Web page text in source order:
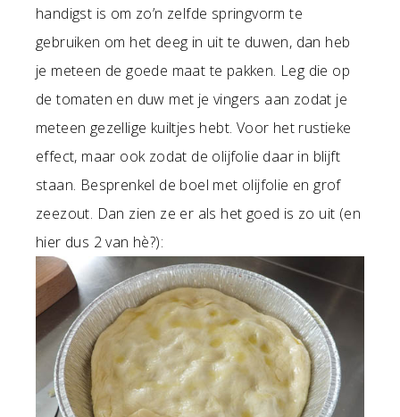
handigst is om zo’n zelfde springvorm te
gebruiken om het deeg in uit te duwen, dan heb
je meteen de goede maat te pakken. Leg die op
de tomaten en duw met je vingers aan zodat je
meteen gezellige kuiltjes hebt. Voor het rustieke
effect, maar ook zodat de olijfolie daar in blijft
staan. Besprenkel de boel met olijfolie en grof
zeezout. Dan zien ze er als het goed is zo uit (en
hier dus 2 van hè?):